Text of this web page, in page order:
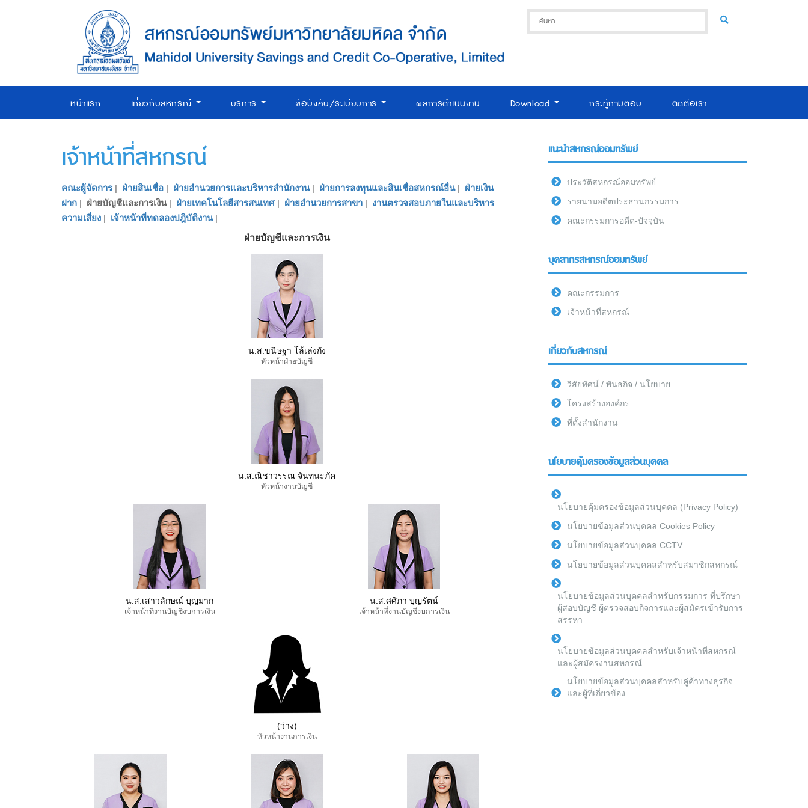
หน้าแรก เกี่ยวกับสหกรณ์ บริการ ข้อบังคับ/ระเบียบการ ผลการดำเนินงาน Download กระทู้ถามตอบ ติดต่อเรา
เจ้าหน้าที่สหกรณ์
คณะผู้จัดการ| ฝ่ายสินเชื่อ | ฝ่ายอำนวยการและบริหารสำนักงาน| ฝ่ายการลงทุนและสินเชื่อสหกรณ์อื่น| ฝ่ายเงิน
ฝาก | ฝ่ายบัญชีและการเงิน| ฝ่ายเทคโนโลยีสารสนเทศ | ฝ่ายอำนวยการสาขา | งานตรวจสอบภายในและบริหาร
ความเสี่ยง | เจ้าหน้าที่ทดลองปฎิบัติงาน|
ฝ่ายบัญชีและการเงิน
น.ส.ขนิษฐา โล้เล่งกัง
หัวหน้าฝ่ายบัญชี
น.ส.ณิชาวรรณ จันทนะภัค
หัวหน้างานบัญชี
น.ส.เสาวลักษณ์ บุญมาก
เจ้าหน้าที่งานบัญชีงบการเงิน
น.ส.ศศิภา บุญรัตน์
เจ้าหน้าที่งานบัญชีงบการเงิน
(ว่าง)
หัวหน้างานการเงิน
แนะนำสหกรณ์ออมทรัพย์
ประวัติสหกรณ์ออมทรัพย์
รายนามอดีตประธานกรรมการ
คณะกรรมการอดีต-ปัจจุบัน
บุคลากรสหกรณ์ออมทรัพย์
คณะกรรมการ
เจ้าหน้าที่สหกรณ์
เกี่ยวกับสหกรณ์
วิสัยทัศน์ / พันธกิจ / นโยบาย
โครงสร้างองค์กร
ที่ตั้งสำนักงาน
นโยบายคุ้มครองข้อมูลส่วนบุคคล
นโยบายคุ้มครองข้อมูลส่วนบุคคล (Privacy Policy)
นโยบายข้อมูลส่วนบุคคล Cookies Policy
นโยบายข้อมูลส่วนบุคคล CCTV
นโยบายข้อมูลส่วนบุคคลสำหรับสมาชิกสหกรณ์
นโยบายข้อมูลส่วนบุคคลสำหรับกรรมการ ที่ปรึกษา
ผู้สอบบัญชี ผู้ตรวจสอบกิจการและผู้สมัครเข้ารับการ
สรรหา
นโยบายข้อมูลส่วนบุคคลสำหรับเจ้าหน้าที่สหกรณ์
และผู้สมัครงานสหกรณ์
นโยบายข้อมูลส่วนบุคคลสำหรับคู่ค้าทางธุรกิจ
และผู้ที่เกี่ยวข้อง